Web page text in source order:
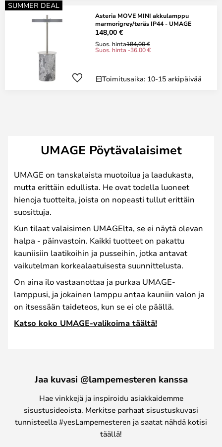
SUMMER DEAL
Asteria MOVE MINI akkulamppu
marmorigrey/teräs IP44 - UMAGE
148,00 €
Suos. hinta184,00 €
Suos. hinta -36,00 €
Toimitusaika: 10-15 arkipäivää
UMAGE Pöytävalaisimet
UMAGE on tanskalaista muotoilua ja laadukasta,
mutta erittäin edullista. He ovat todella luoneet
hienoja tuotteita, joista on nopeasti tullut erittäin
suosittuja.
Kun tilaat valaisimen UMAGElta, se ei näytä olevan
halpa - päinvastoin. Kaikki tuotteet on pakattu
kauniisiin laatikoihin ja pusseihin, jotka antavat
vaikutelman korkealaatuisesta suunnittelusta.
On aina ilo vastaanottaa ja purkaa UMAGE-
lamppusi, ja jokainen lamppu antaa kauniin valon ja
on itsessään taideteos, kun se ei ole päällä.
Katso koko UMAGE-valikoima täältä!
Jaa kuvasi @lampemesteren kanssa
Hae vinkkejä ja inspiroidu asiakkaidemme
sisustusideoista. Merkitse parhaat sisustuskuvasi
tunnisteella #yesLampemesteren ja saatat nähdä kotisi
täällä!